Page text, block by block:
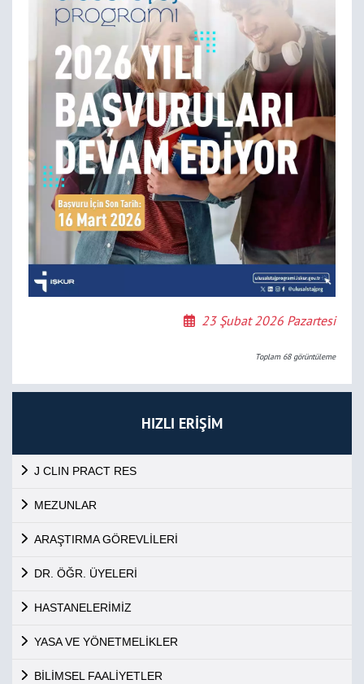
HIZLI ERİŞİM
J CLIN PRACT RES
MEZUNLAR
ARAŞTIRMA GÖREVLİLERİ
DR. ÖĞR. ÜYELERİ
HASTANELERİMİZ
YASA VE YÖNETMELİKLER
BİLİMSEL FAALİYETLER
23 Şubat 2026 Pazartesi
Toplam 68görüntüleme